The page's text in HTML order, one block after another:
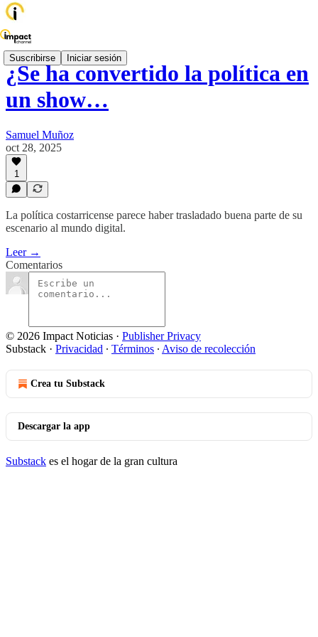
Suscribirse Iniciar sesión
¿Se ha convertido la política en
un show…
Samuel Muñoz
oct 28, 2025
1
La política costarricense parece haber trasladado buena parte de su
escenario al mundo digital.
Leer →
Comentarios
© 2026 Impact Noticias · Publisher Privacy
Substack · Privacidad ∙ Términos ∙ Aviso de recolección
Crea tu Substack
Descargar la app
Substack es el hogar de la gran cultura